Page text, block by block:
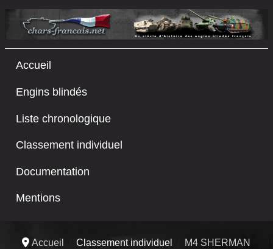
Accueil
Engins blindés
Liste chronologique
Classement individuel
Documentation
Mentions
Accueil Classement individuel
M4 SHERMAN